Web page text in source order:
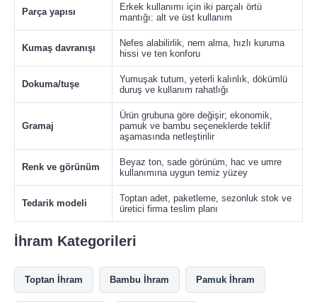
Parça yapısı
Erkek kullanımı için iki parçalı örtü
mantığı: alt ve üst kullanım
Kumaş davranışı
Nefes alabilirlik, nem alma, hızlı kuruma
hissi ve ten konforu
Dokuma/tuşe
Yumuşak tutum, yeterli kalınlık, dökümlü
duruş ve kullanım rahatlığı
Gramaj
Ürün grubuna göre değişir; ekonomik,
pamuk ve bambu seçeneklerde teklif
aşamasında netleştirilir
Renk ve görünüm
Beyaz ton, sade görünüm, hac ve umre
kullanımına uygun temiz yüzey
Tedarik modeli
Toptan adet, paketleme, sezonluk stok ve
üretici firma teslim planı
İhram Kategorileri
Toptan İhram Bambu İhram Pamuk İhram